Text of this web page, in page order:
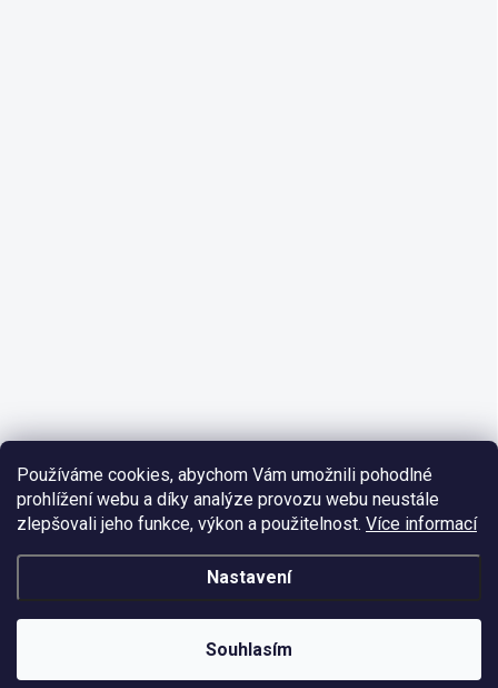
Používáme cookies, abychom Vám umožnili pohodlné
prohlížení webu a díky analýze provozu webu neustále
zlepšovali jeho funkce, výkon a použitelnost. Více informací
Nastavení
Souhlasím